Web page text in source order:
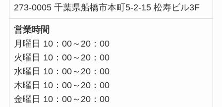
273-0005 千葉県船橋市本町5-2-15 松寿ビル3F
営業時間
月曜日 10：00～20：00
火曜日 10：00～20：00
水曜日 10：00～20：00
木曜日 10：00～20：00
金曜日 10：00～20：00